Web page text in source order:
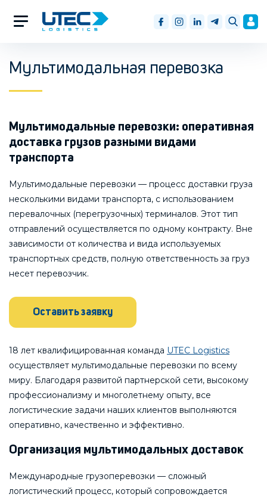
Мультимодальная перевозка
Мультимодальные перевозки: оперативная
доставка грузов разными видами
транспорта
Мультимодальные перевозки — процесс доставки груза
несколькими видами транспорта, с использованием
перевалочных (перегрузочных) терминалов. Этот тип
отправлений осуществляется по одному контракту. Вне
зависимости от количества и вида используемых
транспортных средств, полную ответственность за груз
несет перевозчик.
Оставить заявку
18 лет квалифицированная команда UTEC Logistics
осуществляет мультимодальные перевозки по всему
миру. Благодаря развитой партнерской сети, высокому
профессионализму и многолетнему опыту, все
логистические задачи наших клиентов выполняются
оперативно, качественно и эффективно.
Организация мультимодальных доставок
Международные грузоперевозки — сложный
логистический процесс, который сопровождается